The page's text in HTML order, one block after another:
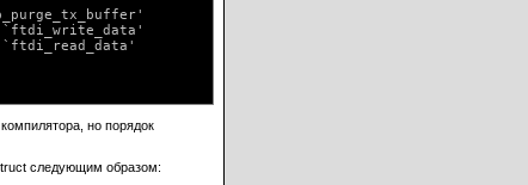
но порядок
следующим образом: